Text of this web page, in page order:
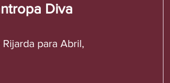
Diva
para Abril,